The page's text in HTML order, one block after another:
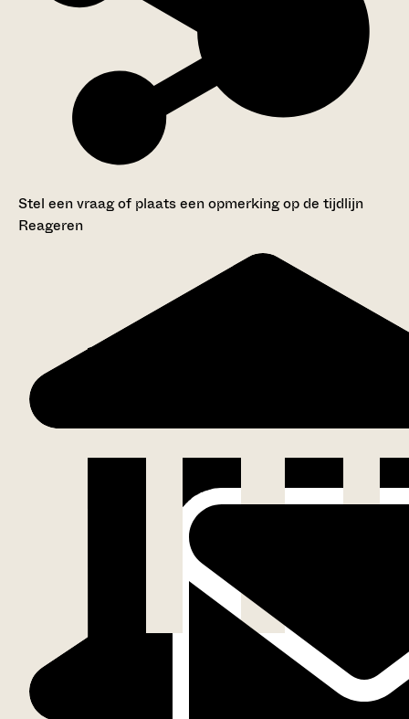
Stel een vraag of plaats een opmerking op de tijdlijn
Reageren